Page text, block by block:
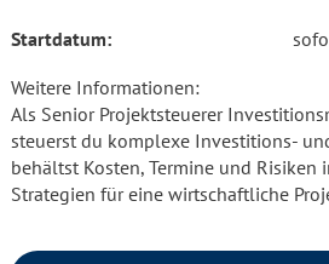
Startdatum:
Weitere Informationen:
Als Senior Projektsteuerer
steuerst du komplexe Investitions-
behältst Kosten, Termine und
Strategien für eine wirtschaftliche